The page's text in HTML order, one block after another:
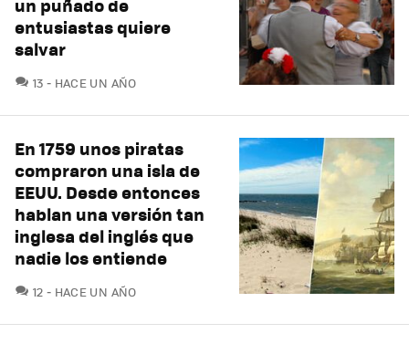
un puñado de
entusiastas quiere
salvar
13 COMENTARIOS
HACE UN AÑO
En 1759 unos piratas
compraron una isla de
EEUU. Desde entonces
hablan una versión tan
inglesa del inglés que
nadie los entiende
12 COMENTARIOS
HACE UN AÑO